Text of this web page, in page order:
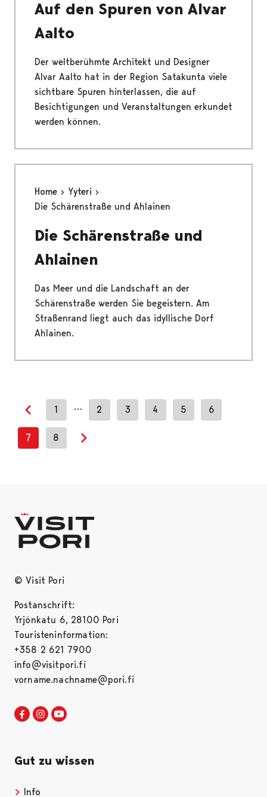
Auf den Spuren von Alvar
Aalto
Der weltberühmte Architekt und Designer
Alvar Aalto hat in der Region Satakunta viele
sichtbare Spuren hinterlassen, die auf
Besichtigungen und Veranstaltungen erkundet
werden können.
Home
Yyteri
Die Schärenstraße und Ahlainen
Die Schärenstraße und
Ahlainen
Das Meer und die Landschaft an der
Schärenstraße werden Sie begeistern. Am
Straßenrand liegt auch das idyllische Dorf
Ahlainen.
Previous page
1 … 2 3 4 5 6
7 8
© Visit Pori
Postanschrift:
Yrjönkatu 6, 28100 Pori
Touristeninformation:
+358 2 621 7900
info@visitpori.fi
vorname.nachname@pori.fi
Visit Pori in Facebook
Opens in a new tab
Visit Pori in Instagram
Opens in a new tab
Gut zu wissen
Info